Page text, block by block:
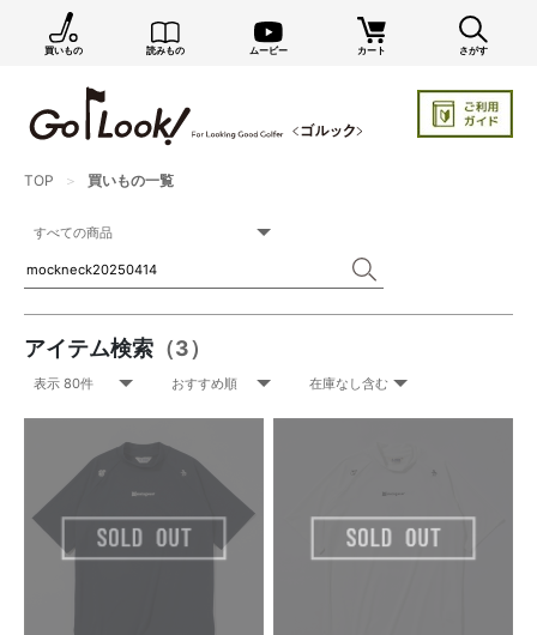
買いもの 読みもの ムービー カート さがす
TOP 買いもの一覧
アイテム検索 （3）